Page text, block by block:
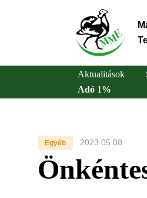
Main
Aktualitások
Adó 1%
Egyéb 2023.05.08